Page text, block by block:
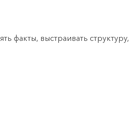
факты, выстраивать структуру,